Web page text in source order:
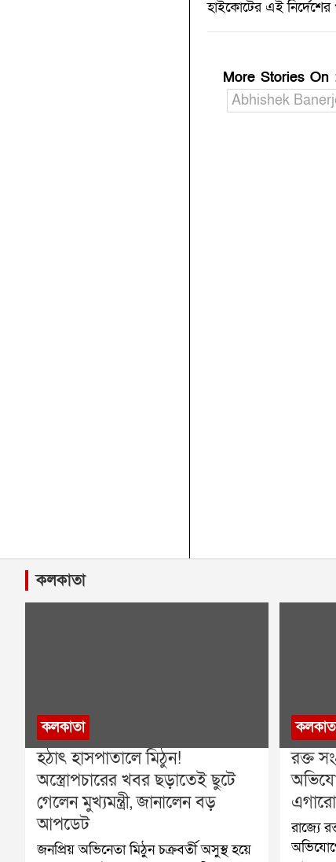
হাইকোর্টের এই
More Stories On
Abhishek
কলকাতা
কলকাতা
হঠাৎ হাসপাতালে মিঠুন!
অস্ত্রোপচারের খবর ছড়াতেই ছুটে
গেলেন মুখ্যমন্ত্রী, জানালেন বড়
আপডেট
জনপ্রিয় অভিনেতা মিঠুন চক্রবর্তী অসুস্থ হয়ে
রক্ত
এগারো
রাজ্যে